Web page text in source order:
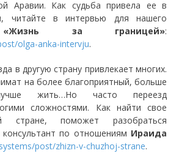
Аравии. Как судьба привела ее в
читайте в интервью для нашего
«Жизнь за границей»:
olga-anka-intervju.
в другую страну привлекает многих.
на более благоприятный, больше
жить…Но часто переезд
сложностями. Как найти свое
поможет разобраться
по отношениям Ираида
post/zhizn-v-chuzhoj-strane.